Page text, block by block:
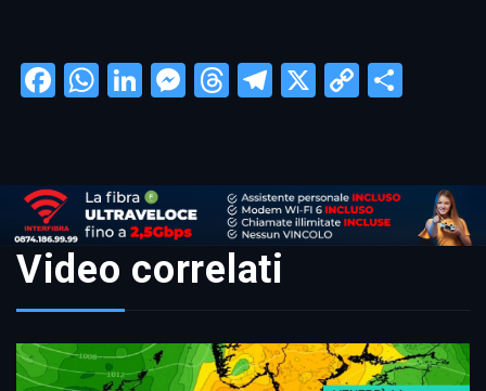
Facebook
WhatsApp
LinkedIn
Messenger
Threads
Telegram
X
Copy
Video correlati